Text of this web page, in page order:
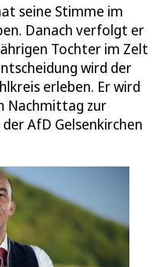
seine Stimme im
Danach verfolgt er
Tochter im Zelt
wird der
erleben. Er wird
Nachmittag zur
AfD Gelsenkirchen